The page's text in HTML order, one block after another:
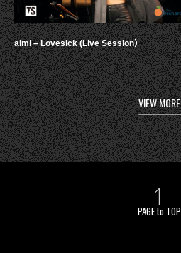
aimi – Lovesick (Live Session）
VIEW MORE
PAGE to TOP